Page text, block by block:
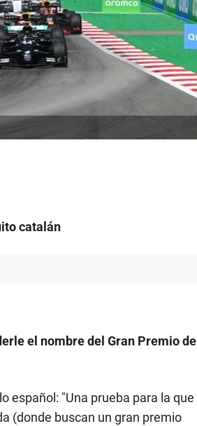
catalán
el nombre del Gran Premio de
español: "Una prueba para la que
(donde buscan un gran premio